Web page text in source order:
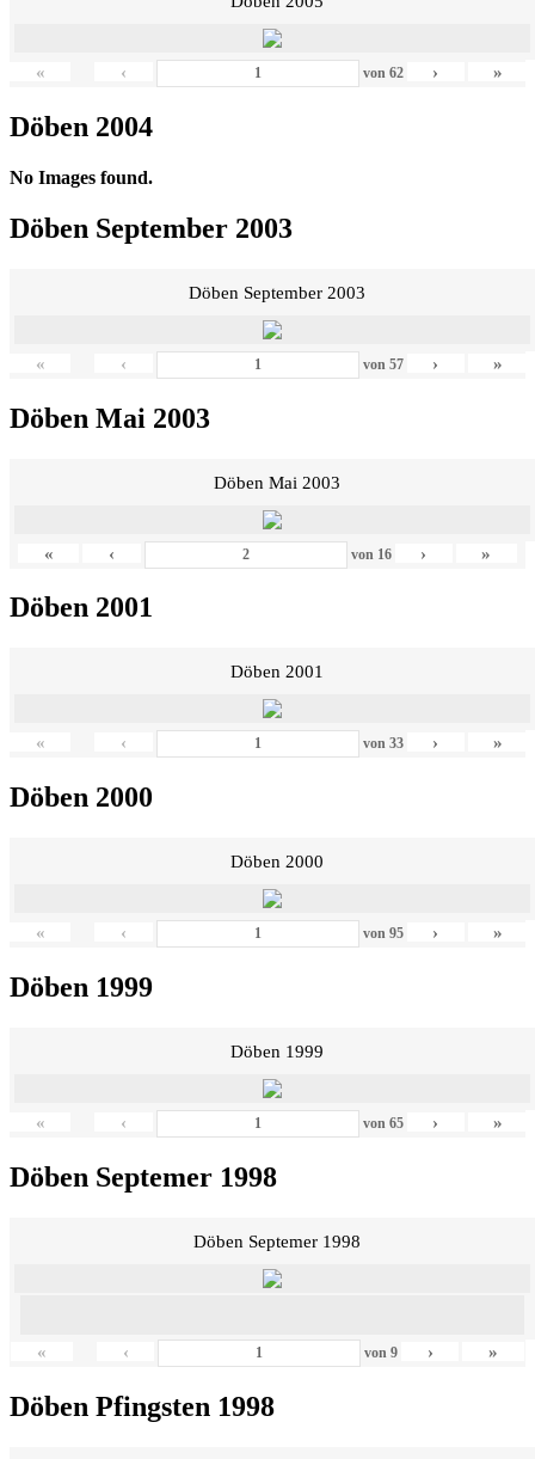
« ‹ von 62 › »
Döben 2004
No Images found.
Döben September 2003
Döben September 2003
« ‹ von 57 › »
Döben Mai 2003
Döben Mai 2003
« ‹ von 16 › »
Döben 2001
Döben 2001
« ‹ von 33 › »
Döben 2000
Döben 2000
« ‹ von 95 › »
Döben 1999
Döben 1999
« ‹ von 65 › »
Döben Septemer 1998
Döben Septemer 1998
« ‹ von9 › »
Döben Pfingsten 1998